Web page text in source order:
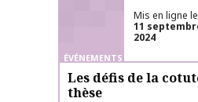
ÉVÉNEMENTS
Mis en ligne le
11
2024
Les défis de la
thèse